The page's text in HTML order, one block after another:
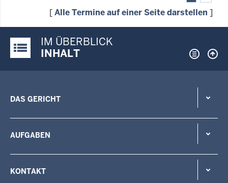
[Alle Termine auf einer Seite darstellen ]
Justiz-Portal im Überblick:
IM ÜBERBLICK
INHALT
DAS GERICHT
AUFGABEN
KONTAKT